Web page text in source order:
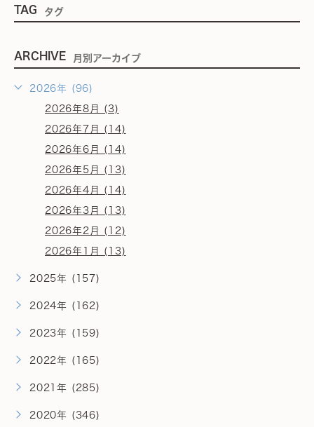
TAG タグ
ARCHIVE 月別アーカイブ
2026年 (96)
2026年8月 (3)
2026年7月 (14)
2026年6月 (14)
2026年5月 (13)
2026年4月 (14)
2026年3月 (13)
2026年2月 (12)
2026年1月 (13)
2025年 (157)
2024年 (162)
2023年 (159)
2022年 (165)
2021年 (285)
2020年 (346)